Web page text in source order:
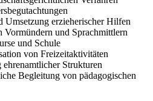
Umsetzung erzieherischer Hilfen
Vormündern und Sprachmittlern
und Schule
von Freizeitaktivitäten
Strukturen
Begleitung von pädagogischen